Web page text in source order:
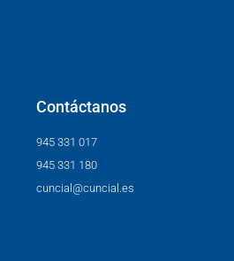
Contáctanos
945 331 017
945 331 180
cuncial@cuncial.es